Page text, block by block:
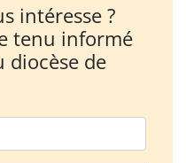
intéresse ?
tenu informé
diocèse de